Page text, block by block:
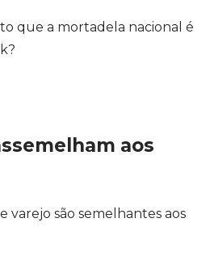
que a mortadela nacional é
aos
varejo são semelhantes aos